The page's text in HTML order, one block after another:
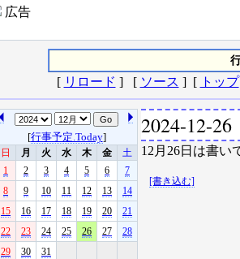
広告
[ リロード ] [ ソース ] [ トップ
[行事予定.Today]
日 月 火 水 木 金
土
1
2 3 4 5 6
7
8
9 10 11 12 13
14
15
16 17 18 19 20
21
22
23 24 25 26 27
28
29
30 31
2024-12-26
12月26日は書い
[書き込む]